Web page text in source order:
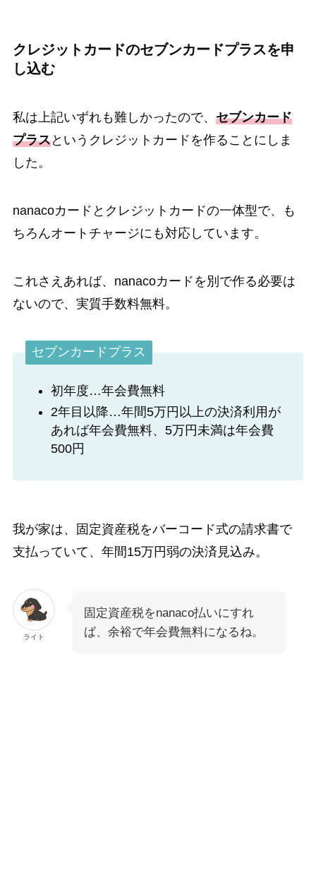
クレジットカードのセブンカードプラスを申
し込む
私は上記いずれも難しかったので、 セブンカード
プラスというクレジットカードを作ることにしま
した。
nanacoカードとクレジットカードの一体型で、も
ちろんオートチャージにも対応しています。
これさえあれば、nanacoカードを別で作る必要は
ないので、実質手数料無料。
セブンカードプラス
初年度…年会費無料
2年目以降…年間5万円以上の決済利用が
あれば年会費無料、5万円未満は年会費
500円
我が家は、固定資産税をバーコード式の請求書で
支払っていて、年間15万円弱の決済見込み。
ライト
固定資産税をnanaco払いにすれ
ば、余裕で年会費無料になるね。